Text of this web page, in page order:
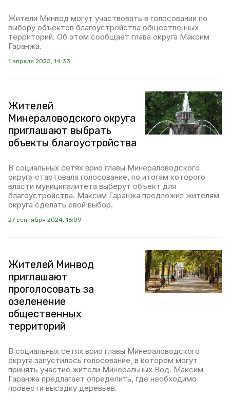
Жители Минвод могут участвовать в голосовании по
выбору объектов благоустройства общественных
территорий. Об этом сообщает глава округа Максим
Гаранжа.
1 апреля 2025, 14:33
Жителей
Минераловодского округа
приглашают выбрать
объекты благоустройства
В социальных сетях врио главы Минераловодского
округа стартовала голосование, по итогам которого
власти муниципалитета выберут объект для
благоустройства. Максим Гаранжа предложил жителям
округа сделать свой выбор.
27 сентября 2024, 16:09
Жителей Минвод
приглашают
проголосовать за
озеленение
общественных
территорий
В социальных сетях врио главы Минераловодского
округа запустилось голосование, в котором могут
принять участие жители Минеральных Вод. Максим
Гаранжа предлагает определить, где необходимо
провести высадку деревьев.